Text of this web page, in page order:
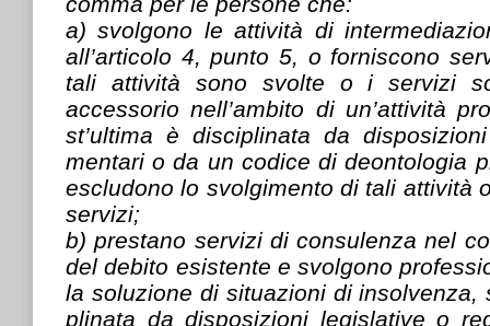
a) svolgono le attività di
all’articolo 4, punto 5, o forniscono
tali attività sono svolte o i servizi
accessorio nell’ambito di un’attività
st’ultima è disciplinata da
mentari o da un codice di deontologia
escludono lo svolgimento di tali attività
servizi;
b) prestano servizi di consulenza nel
del debito esistente e svolgono
la soluzione di situazioni di insolvenza,
plinata da disposizioni legislative o